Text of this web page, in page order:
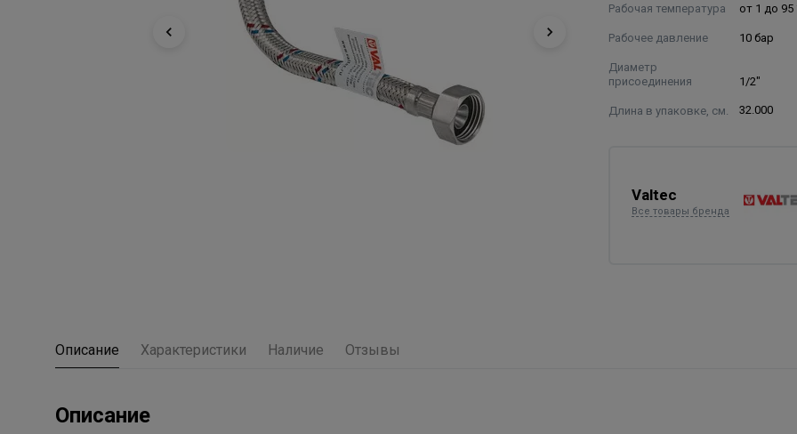
Рабочая температура от 1 до 95
Рабочее давление 10 бар
Диаметр
присоединения
1/2"
Длина в упаковке, см. 32.000
Valtec
Все товары бренда
Описание Характеристики Наличие Отзывы
Описание